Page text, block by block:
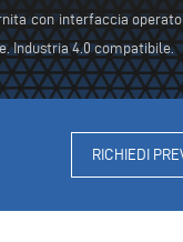
con interfaccia
Industria 4.0 compatibile.
RICHIEDI